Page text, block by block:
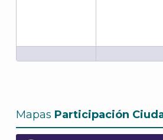
Mapas Participación